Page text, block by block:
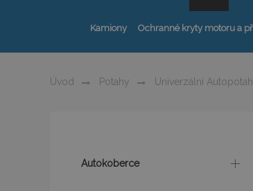
Kamiony Ochranné kryty motoru a
Úvod Potahy Univerzální
Autokoberce